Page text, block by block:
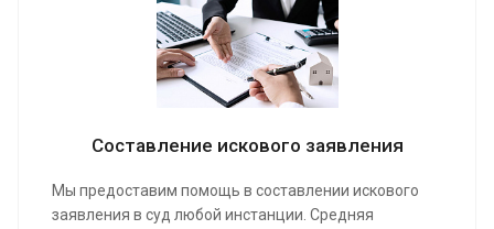
правозащитники соблюдают строгую
конфиденциальность.
Составление искового заявления
Мы предоставим помощь в составлении искового
заявления в суд любой инстанции. Средняя